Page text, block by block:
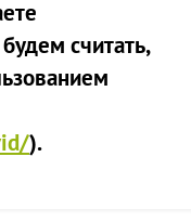
считать,
).